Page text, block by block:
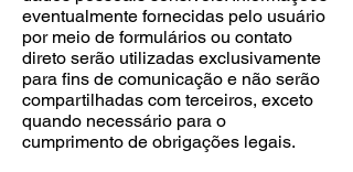
eventualmente fornecidas pelo usuário
por meio de formulários ou contato
direto serão utilizadas exclusivamente
para fins de comunicação e não serão
compartilhadas com terceiros, exceto
quando necessário para o
cumprimento de obrigações legais.